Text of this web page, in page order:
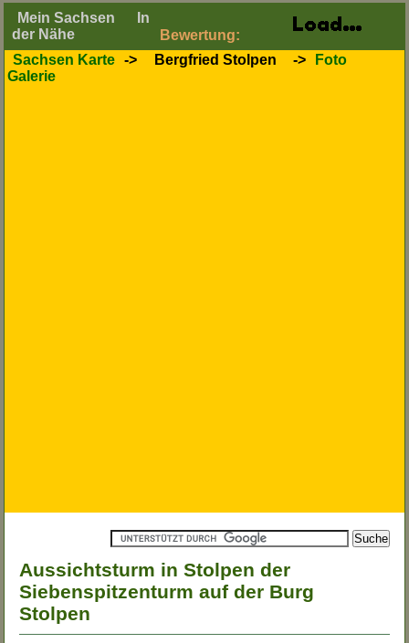
Bewertung:
Mein Sachsen
In
der Nähe
Sachsen Karte -> Bergfried Stolpen ->
Foto
Galerie
Aussichtsturm in Stolpen der
Siebenspitzenturm auf der Burg
Stolpen